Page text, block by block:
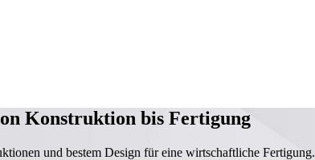
Konstruktion bis Fertigung
und bestem Design für eine wirtschaftliche Fertigung.